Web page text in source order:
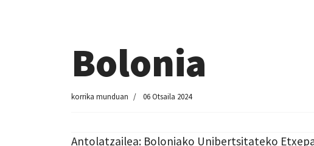
Bolonia
korrika munduan 06 Otsaila 2024
Antolatzailea: Boloniako Unibertsitateko